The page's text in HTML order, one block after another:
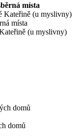
místa
Kateřině (u myslivny)
místa
(u myslivny)
domů
domů